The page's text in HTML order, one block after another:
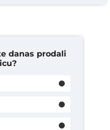
danas prodali